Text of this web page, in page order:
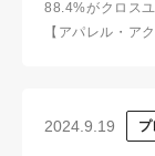
88.4%がクロス
【アパレル・ア
2024.9.19 プ